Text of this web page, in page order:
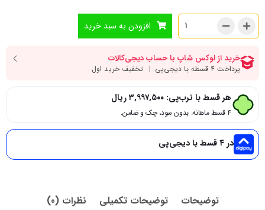
افزودن به سبد خرید
هر قسط با ترب‌پی: ۳,۹۹۷,۵۰۰ریال
۴ قسط ماهانه. بدون سود، چک و ضامن.
در ۴ قسط با دیجی‌پی
توضیحات توضیحات تکمیلی نظرات (0)